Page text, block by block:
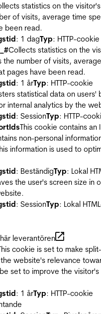
statistics on the
of visits, average time
been read.
: 1 dagTyp: HTTP-cookie
Collects statistics on the
the number of visits,
pages have been read.
: 1 årTyp: HTTP-cookie
statistical data on users'
internal analytics by the
: SessionTyp: HTTP-
This cookie contains
non-personal
information is used to
: BeständigTyp: Lokal
the user's screen size in
: SessionTyp: Lokal
leverantören
cookie is set to make
website's relevance
set to improve the
: 1 årTyp: HTTP-cookie